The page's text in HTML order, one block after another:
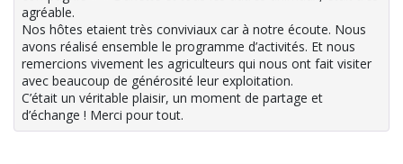
agréable.
Nos hôtes etaient très conviviaux car à notre écoute. Nous
avons réalisé ensemble le programme d’activités. Et nous
remercions vivement les agriculteurs qui nous ont fait visiter
avec beaucoup de générosité leur exploitation.
C’était un véritable plaisir, un moment de partage et
d’échange ! Merci pour tout.